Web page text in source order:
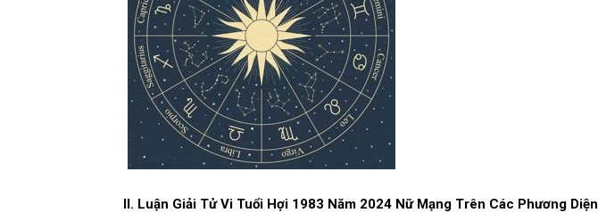
II. Luận Giải Tử Vi Tuổi Hợi 1983 Năm 2024 Nữ Mạng Trên Các Phương Diện